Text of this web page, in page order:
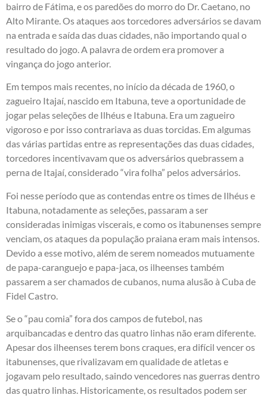
bairro de Fátima, e os paredões do morro do Dr. Caetano, no
Alto Mirante. Os ataques aos torcedores adversários se davam
na entrada e saída das duas cidades, não importando qual o
resultado do jogo. A palavra de ordem era promover a
vingança do jogo anterior.
Em tempos mais recentes, no início da década de 1960, o
zagueiro Itajaí, nascido em Itabuna, teve a oportunidade de
jogar pelas seleções de Ilhéus e Itabuna. Era um zagueiro
vigoroso e por isso contrariava as duas torcidas. Em algumas
das várias partidas entre as representações das duas cidades,
torcedores incentivavam que os adversários quebrassem a
perna de Itajaí, considerado “vira folha” pelos adversários.
Foi nesse período que as contendas entre os times de Ilhéus e
Itabuna, notadamente as seleções, passaram a ser
consideradas inimigas viscerais, e como os itabunenses sempre
venciam, os ataques da população praiana eram mais intensos.
Devido a esse motivo, além de serem nomeados mutuamente
de papa-caranguejo e papa-jaca, os ilheenses também
passarem a ser chamados de cubanos, numa alusão à Cuba de
Fidel Castro.
Se o “pau comia” fora dos campos de futebol, nas
arquibancadas e dentro das quatro linhas não eram diferente.
Apesar dos ilheenses terem bons craques, era difícil vencer os
itabunenses, que rivalizavam em qualidade de atletas e
jogavam pelo resultado, saindo vencedores nas guerras dentro
das quatro linhas. Historicamente, os resultados podem ser